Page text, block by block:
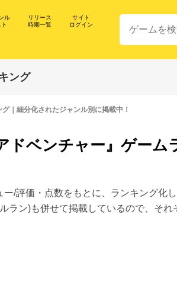
ル
リリース
時期一覧
サイト
ログイン
ング
｜細分化されたジャンル別に掲載中！
ドベンチャー』ゲー
/評価・点数をもとに、ランキング化し
ン)も併せて掲載しているので、それ